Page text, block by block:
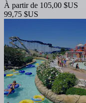
À partir de 105,00 $US
99,75 $US